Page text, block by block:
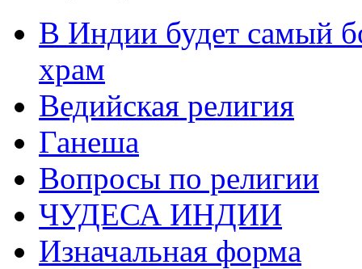
В Индии будет самый
храм
Ведийская религия
Ганеша
Вопросы по религии
ЧУДЕСА ИНДИИ
Изначальная форма